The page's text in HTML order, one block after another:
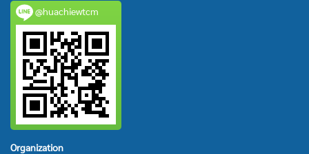
@huachiewtcm
Organization